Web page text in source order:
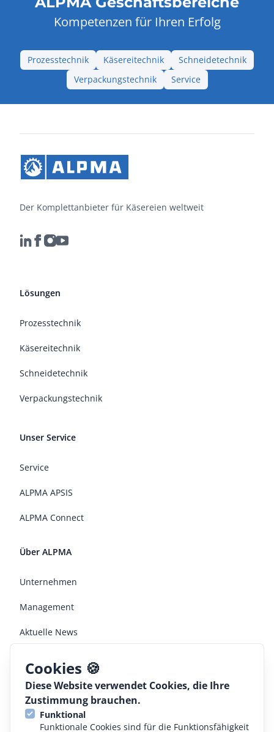
Cookies 🍪
Diese Website verwendet Cookies, die Ihre
Zustimmung brauchen.
Funktional
Funktionale Cookies sind für die Funktionsfähigkeit
Kompetenzen für Ihren Erfolg
Prozesstechnik Käsereitechnik
Schneidetechnik
Verpackungstechnik
Service
Der Komplettanbieter für Käsereien weltweit
Lösungen
Prozesstechnik
Käsereitechnik
Schneidetechnik
Verpackungstechnik
Unser Service
Service
ALPMA APSIS
ALPMA Connect
Über ALPMA
Unternehmen
Management
Aktuelle News
Rechtliches